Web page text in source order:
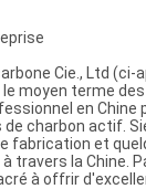
Cie., Ltd (ci-
le moyen terme
en Chine
charbon actif.
fabrication et
travers la Chine.
à offrir